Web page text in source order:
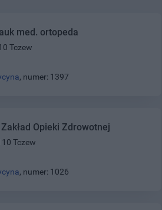
med. ortopeda
Tczew
, numer: 1397
Opieki Zdrowotnej
Tczew
, numer: 1026